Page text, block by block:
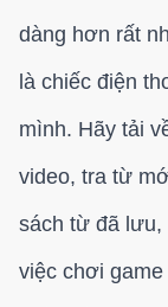
dàng hơn rất
là chiếc điện
mình. Hãy tải
video, tra từ
sách từ đã lưu,
việc chơi